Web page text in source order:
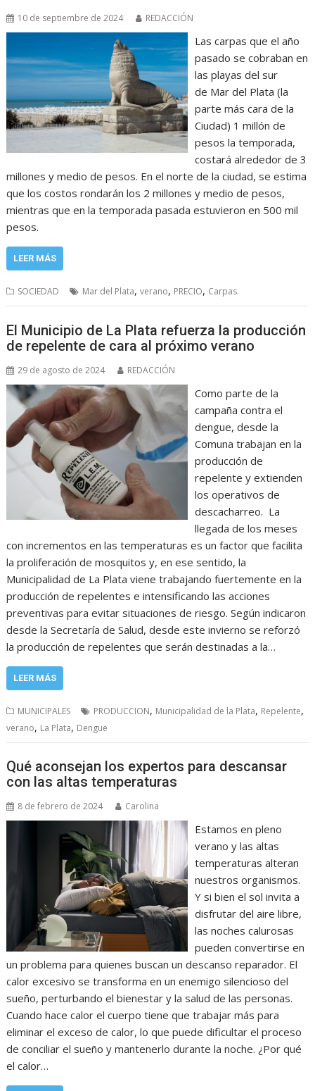
10 de septiembre de 2024 REDACCIÓN
Las carpas que el año
pasado se cobraban en
las playas del sur
de Mar del Plata (la
parte más cara de la
Ciudad) 1 millón de
pesos la temporada,
costará alrededor de 3
millones y medio de pesos. En el norte de la ciudad, se estima
que los costos rondarán los 2 millones y medio de pesos,
mientras que en la temporada pasada estuvieron en 500 mil
pesos.
LEER MÁS
SOCIEDAD Mar del Plata,verano, PRECIO, Carpas.
El Municipio de La Plata refuerza la producción
de repelente de cara al próximo verano
29 de agosto de 2024 REDACCIÓN
Como parte de la
campaña contra el
dengue, desde la
Comuna trabajan en la
producción de
repelente y extienden
los operativos de
descacharreo. La
llegada de los meses
con incrementos en las temperaturas es un factor que facilita
la proliferación de mosquitos y, en ese sentido, la
Municipalidad de La Plata viene trabajando fuertemente en la
producción de repelentes e intensificando las acciones
preventivas para evitar situaciones de riesgo. Según indicaron
desde la Secretaría de Salud, desde este invierno se reforzó
la producción de repelentes que serán destinadas a la…
LEER MÁS
MUNICIPALES PRODUCCION, Municipalidad de la Plata, Repelente,
verano, La Plata, Dengue
Qué aconsejan los expertos para descansar
con las altas temperaturas
8 de febrero de 2024 Carolina
Estamos en pleno
verano y las altas
temperaturas alteran
nuestros organismos.
Y si bien el sol invita a
disfrutar del aire libre,
las noches calurosas
pueden convertirse en
un problema para quienes buscan un descanso reparador. El
calor excesivo se transforma en un enemigo silencioso del
sueño, perturbando el bienestar y la salud de las personas.
Cuando hace calor el cuerpo tiene que trabajar más para
eliminar el exceso de calor, lo que puede dificultar el proceso
de conciliar el sueño y mantenerlo durante la noche. ¿Por qué
el calor…